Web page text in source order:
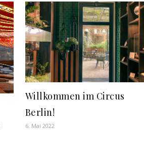
Willkommen im Circus
Berlin!
6. Mai 2022